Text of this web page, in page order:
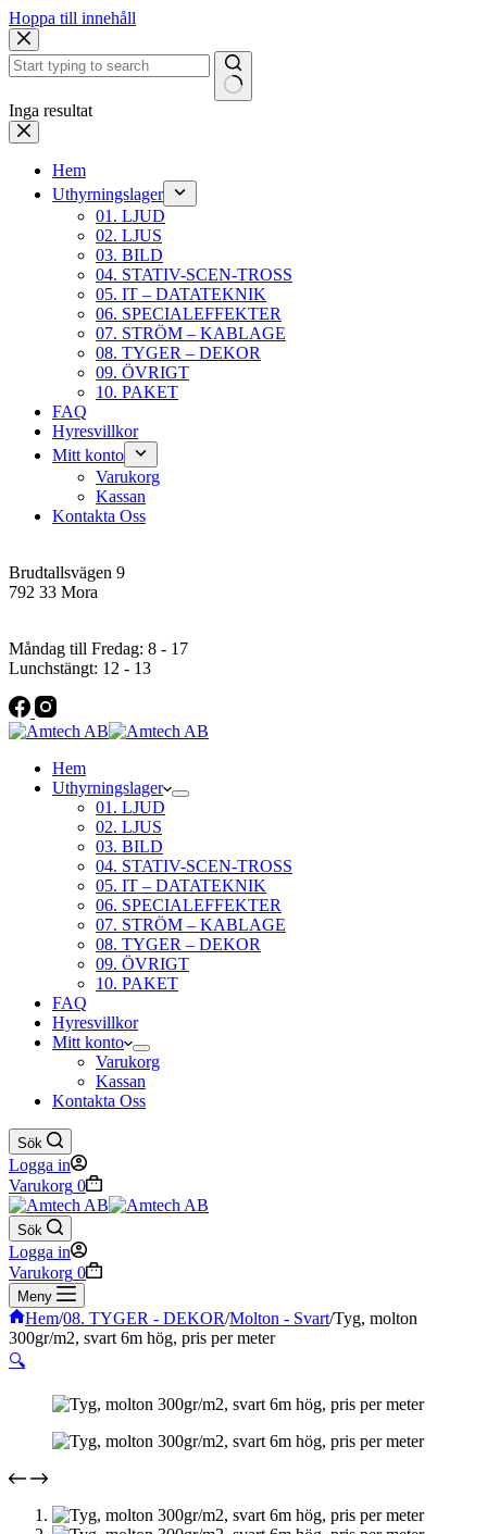
Hoppa till innehåll
Inga resultat
Hem
Uthyrningslager
01. LJUD
02. LJUS
03. BILD
04. STATIV-SCEN-TROSS
05. IT – DATATEKNIK
06. SPECIALEFFEKTER
07. STRÖM – KABLAGE
08. TYGER – DEKOR
09. ÖVRIGT
10. PAKET
FAQ
Hyresvillkor
Mitt konto
Varukorg
Kassan
Kontakta Oss
Brudtallsvägen 9
792 33 Mora
Måndag till Fredag: 8 - 17
Lunchstängt: 12 - 13
Hem
Uthyrningslager
01. LJUD
02. LJUS
03. BILD
04. STATIV-SCEN-TROSS
05. IT – DATATEKNIK
06. SPECIALEFFEKTER
07. STRÖM – KABLAGE
08. TYGER – DEKOR
09. ÖVRIGT
10. PAKET
FAQ
Hyresvillkor
Mitt konto
Varukorg
Kassan
Kontakta Oss
Sök
Logga in
Varukorg 0
Sök
Logga in
Varukorg 0
Meny
Hem/08. TYGER - DEKOR/Molton - Svart/Tyg, molton
300gr/m2, svart 6m hög, pris per meter
🔍